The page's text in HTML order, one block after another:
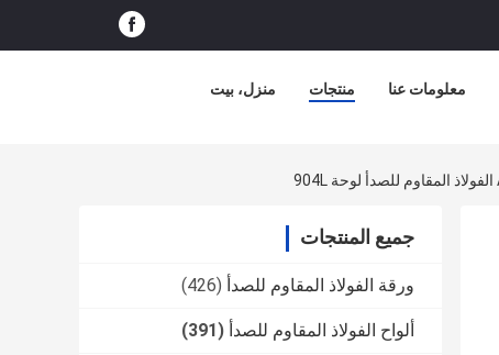
منزل، بيت منتجات معلومات عنا
جميع المنتجات
ورقة الفولاذ المقاوم للصدأ (426)
ألواح الفولاذ المقاوم للصدأ (391)